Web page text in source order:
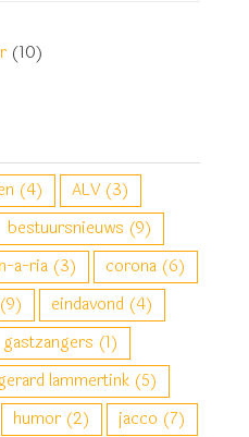
(10)
(4) ALV(3)
bestuursnieuws (9)
a-ria (3) corona (6)
(9) eindavond (4)
gastzangers (1)
lammertink (5)
humor (2) jacco (7)